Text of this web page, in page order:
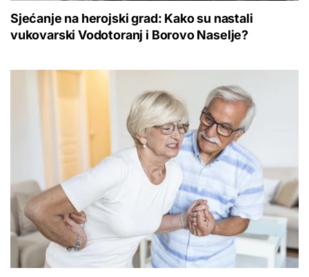
Sjećanje na herojski grad: Kako su nastali
vukovarski Vodotoranj i Borovo Naselje?